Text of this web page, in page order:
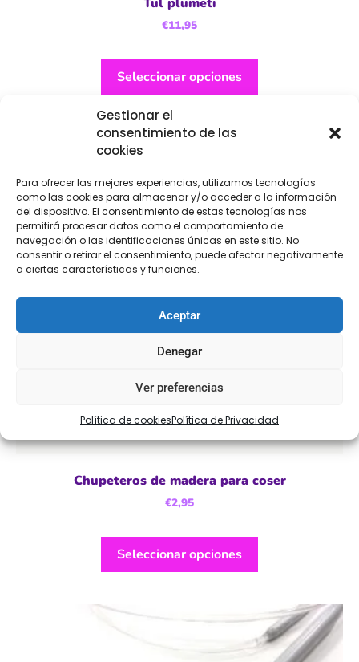
Gestionar el
consentimiento de las
cookies
Para ofrecer las mejores experiencias, utilizamos tecnologías
como las cookies para almacenar y/o acceder a la información
del dispositivo. El consentimiento de estas tecnologías nos
permitirá procesar datos como el comportamiento de
navegación o las identificaciones únicas en este sitio. No
consentir o retirar el consentimiento, puede afectar negativamente
a ciertas características y funciones.
Aceptar
Denegar
Ver preferencias
Política de cookiesPolítica de Privacidad
€11,95
Seleccionar opciones
Chupeteros de madera para coser
€2,95
Seleccionar opciones